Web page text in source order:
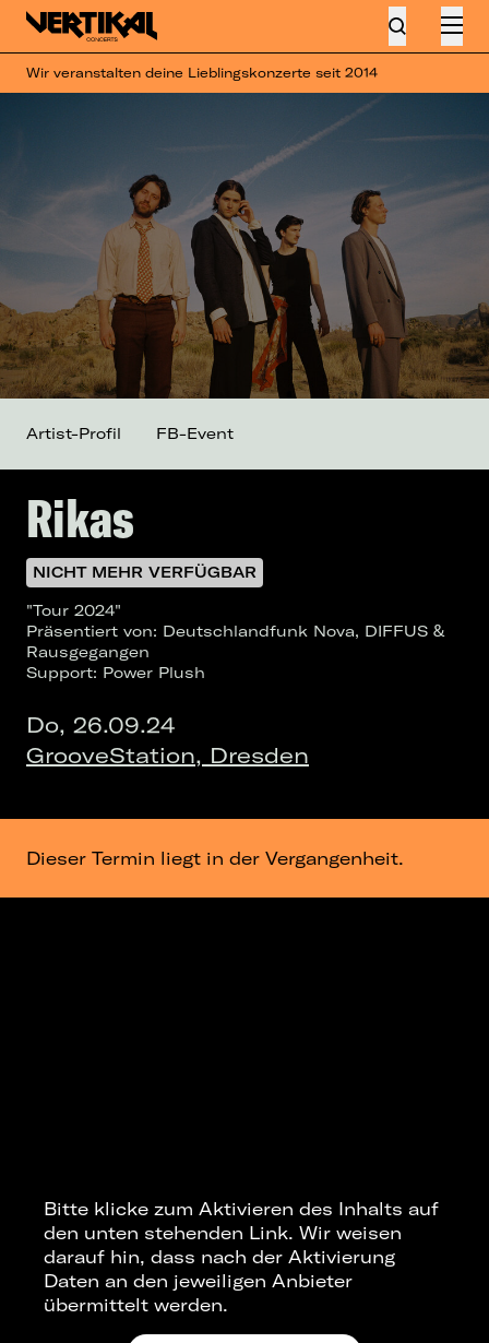
Wir veranstalten deine Lieblingskonzerte seit 2014
Rikas
NICHT MEHR VERFÜGBAR
"Tour 2024"
Präsentiert von: Deutschlandfunk Nova, DIFFUS &
Rausgegangen
Support: Power Plush
Do, 26.09.24
GrooveStation, Dresden
Artist-Profil FB-Event
Dieser Termin liegt in der Vergangenheit.
Bitte klicke zum Aktivieren des Inhalts auf
den unten stehenden Link. Wir weisen
darauf hin, dass nach der Aktivierung
Daten an den jeweiligen Anbieter
übermittelt werden.